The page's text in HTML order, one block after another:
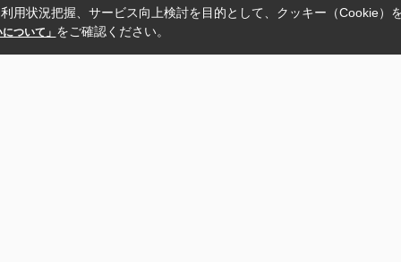
用状況把握、サービス向上検討を目的として、クッキー（Cookie）
ついて」 をご確認ください。